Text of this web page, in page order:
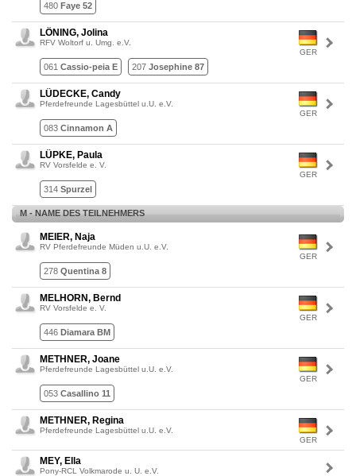
480 Faye 52
GER
LÖNING, Jolina
RFV Woltorf u. Umg. e.V.
061 Cassio-peia E 207 Josephine 87
GER
LÜDECKE, Candy
Pferdefreunde Lagesbüttel u.U. e.V.
083 Cinnamon A
GER
LÜPKE, Paula
RV Vorsfelde e. V.
314 Spurzel
M - NAME DES TEILNEHMERS
GER
MEIER, Naja
RV Pferdefreunde Müden u.U. e.V.
278 Quentina 8
GER
MELHORN, Bernd
RV Vorsfelde e. V.
446 Diamara BM
GER
METHNER, Joane
Pferdefreunde Lagesbüttel u.U. e.V.
053 Casallino 11
GER
METHNER, Regina
Pferdefreunde Lagesbüttel u.U. e.V.
MEY, Ella
Pony-RCL Volkmarode u. U. e.V.